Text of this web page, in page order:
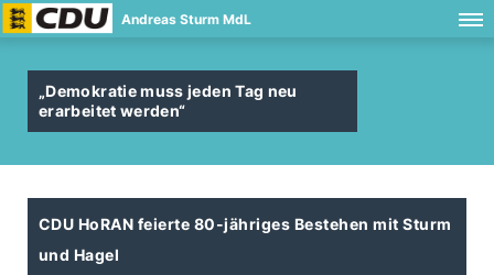
Andreas Sturm MdL
Demokratie muss jeden Tag neu
erarbeitet werden“
CDU HoRAN feierte 80-jähriges Bestehen mit Sturm
und Hagel